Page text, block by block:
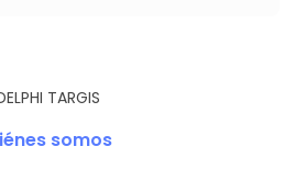
TARGIS
somos